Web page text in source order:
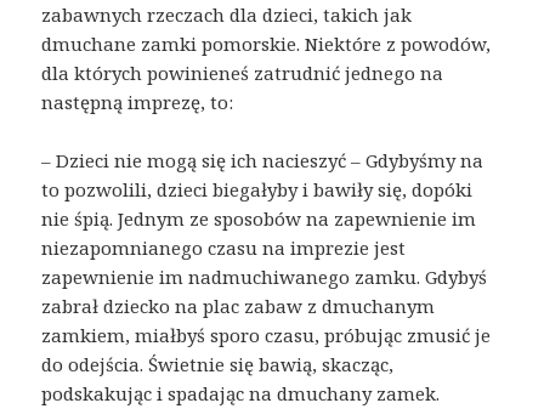
zabawnych rzeczach dla dzieci, takich jak
dmuchane zamki pomorskie. Niektóre z powodów,
dla których powinieneś zatrudnić jednego na
następną imprezę, to:
– Dzieci nie mogą się ich nacieszyć – Gdybyśmy na
to pozwolili, dzieci biegałyby i bawiły się, dopóki
nie śpią. Jednym ze sposobów na zapewnienie im
niezapomnianego czasu na imprezie jest
zapewnienie im nadmuchiwanego zamku. Gdybyś
zabrał dziecko na plac zabaw z dmuchanym
zamkiem, miałbyś sporo czasu, próbując zmusić je
do odejścia. Świetnie się bawią, skacząc,
podskakując i spadając na dmuchany zamek.